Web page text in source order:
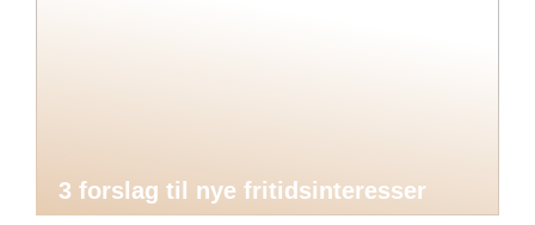
3 forslag til nye fritidsinteresser